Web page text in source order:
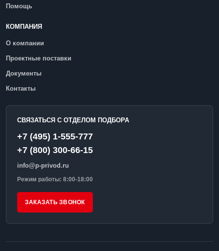
Помощь
КОМПАНИЯ
О компании
Проектные поставки
Документы
Контакты
СВЯЗАТЬСЯ С ОТДЕЛОМ ПОДБОРА
+7 (495) 1-555-777
+7 (800) 300-66-15
info@p-privod.ru
Режим работы: 8:00-18:00
ЗАКАЗАТЬ ЗВОНОК